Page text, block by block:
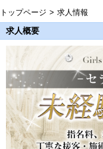
トップページ 求人情報
求人概要